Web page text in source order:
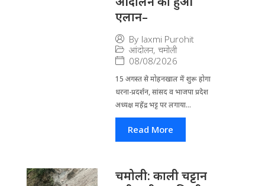
एलान–
By laxmi Purohit
आंदोलन, चमोली
08/08/2026
15 अगस्त से मोहनखाल में शुरू होगा
धरना-प्रदर्शन, सांसद व भाजपा प्रदेश
अध्यक्ष महेंद्र भट्ट पर लगाया...
Read More
चमोली: काली चट्टान